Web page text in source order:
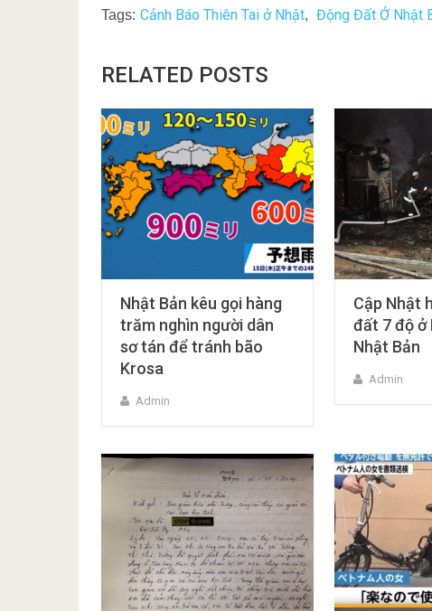
Tags: Cảnh Báo Thiên Tai ở Nhật, Động Đất Ở Nhật
RELATED POSTS
Nhật Bản kêu gọi hàng
trăm nghìn người dân
sơ tán để tránh bão
Krosa
Admin
Cập Nhật
đất 7 độ ở
Nhật Bản
Admin